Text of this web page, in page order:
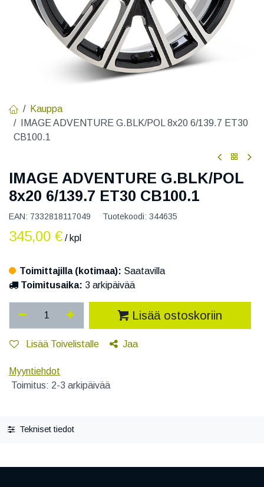
Kauppa
IMAGE ADVENTURE G.BLK/POL 8x20 6/139.7 ET30
CB100.1
IMAGE ADVENTURE G.BLK/POL
8x20 6/139.7 ET30 CB100.1
EAN: 7332818117049 Tuotekoodi: 344635
345,00 € / kpl
Toimittajilla (kotimaa): Saatavilla
Toimitusaika: 3 arkipäivää
Lisää ostoskoriin
Lisää Toivelistalle Jaa
Myyntiehdot
Toimitus: 2-3 arkipäivää
Tekniset tiedot